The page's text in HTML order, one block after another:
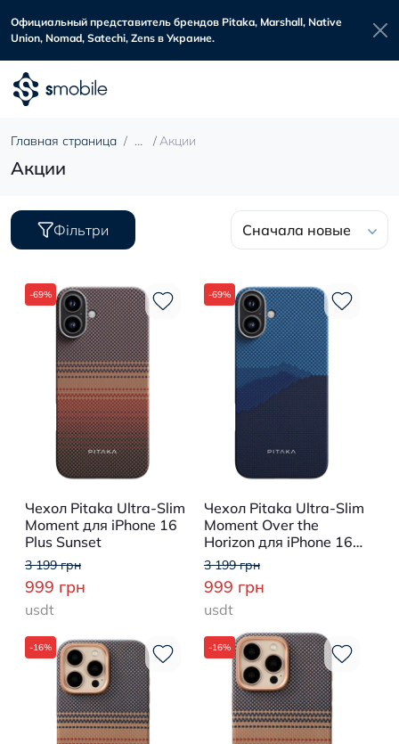
Официальный представитель брендов Pitaka, Marshall, Native
Union, Nomad, Satechi, Zens в Украине.
Главная страница Акции
Акции
Фільтри Сначала новые
-69%
Чехол Pitaka Ultra-Slim
Moment для iPhone 16
Plus Sunset
3 199 грн
999 грн
usdt
-69%
Чехол Pitaka Ultra-Slim
Moment Over the
Horizon для iPhone 16
Plus
3 199 грн
999 грн
usdt
-16% -16%